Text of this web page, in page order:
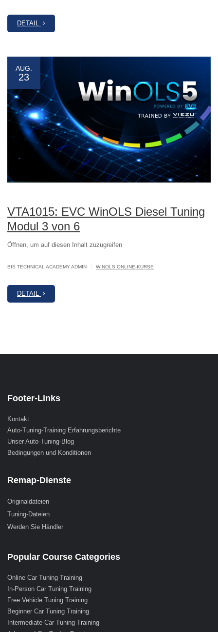
DETAIL
AUG.
23
VTA1015: EVC WinOLS Diesel Tuning
Modul 3 von 6
Öffnen, um auf diesen Inhalt zuzugreifen
BIS TECHNICAL ACADEMY ADMIN WINOLS ONLINE-KURSE
DETAIL
Footer-Links
Kontakt
Auto-Tuning-Training Erfahrungsberichte
Unser Auto-Tuning-Blog
Bedingungen und Konditionen
Remap-Dienste
Originaldateien
Tuning-Dateien
Werden Sie Händler
Popular Course Categories
Online Car Tuning Training
In-Person Car Tuning Training
Free Vehicle Tuning Training
Beginner Car Tuning Training
Intermediate Car Tuning Training